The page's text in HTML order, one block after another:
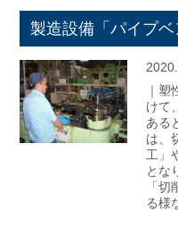
製造設備「パイプベ
｜
けて
ある
は、
工」
とな
「
る様